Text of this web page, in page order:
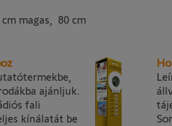
magas, 80 cm
ajánljuk.
fali
kínálatát be